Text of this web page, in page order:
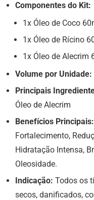
Componentes do Kit:
1x Óleo de Coco
1x Óleo de Rícino
1x Óleo de Alecrim
Volume por Unidade:
Principais
Óleo de Alecrim
Benefícios Principais:
Fortalecimento,
Hidratação Intensa,
Oleosidade.
Indicação: Todos os
secos, danificados,